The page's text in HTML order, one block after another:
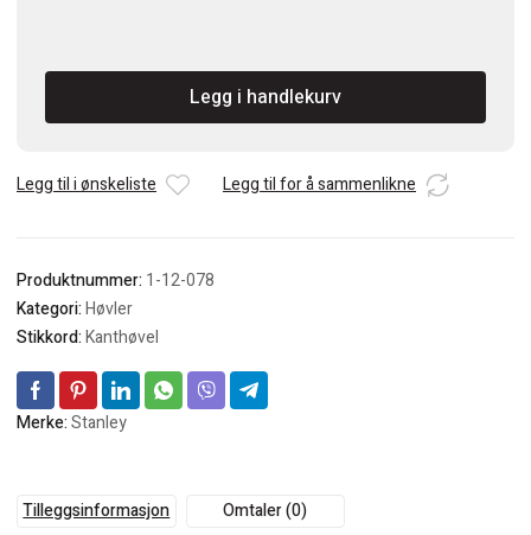
og
38mm
Legg i handlekurv
Legg til i ønskeliste Legg til for å sammenlikne
Produktnummer: 1-12-078
Kategori:Høvler
Stikkord:Kanthøvel
Merke:Stanley
Tilleggsinformasjon Omtaler (0)